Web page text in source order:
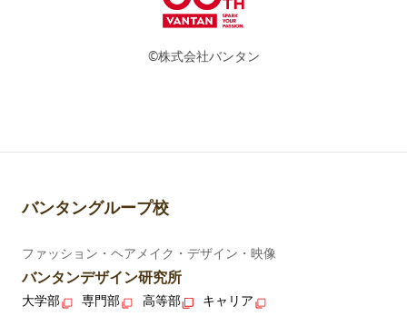
©株式会社バンタン
バンタングループ校
ファッション・ヘアメイク・デザイン・映像
バンタンデザイン研究所
大学部 専門部 高等部 キャリア